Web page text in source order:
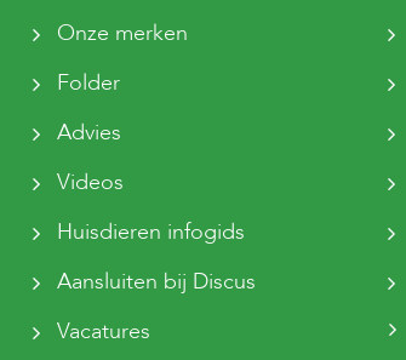
Onze merken
Folder
Advies
Videos
Huisdieren infogids
Aansluiten bij Discus
Vacatures